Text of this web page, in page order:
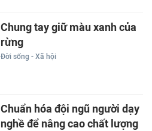
Chung tay giữ màu xanh của
rừng
Đời sống - Xã hội
Chuẩn hóa đội ngũ người dạy
nghề để nâng cao chất lượng